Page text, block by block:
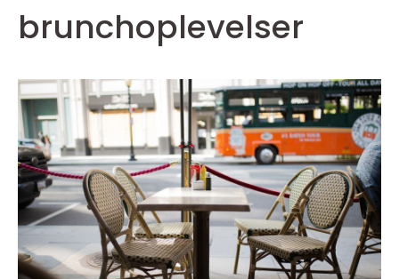
brunchoplevelser